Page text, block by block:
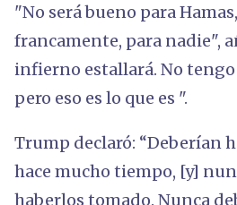
"No será bueno para
francamente, para nadie",
infierno estallará. No tengo
pero eso es lo que es ".
Trump declaró: “Deberían
hace mucho tiempo, [y]
haberlos tomado. Nunca